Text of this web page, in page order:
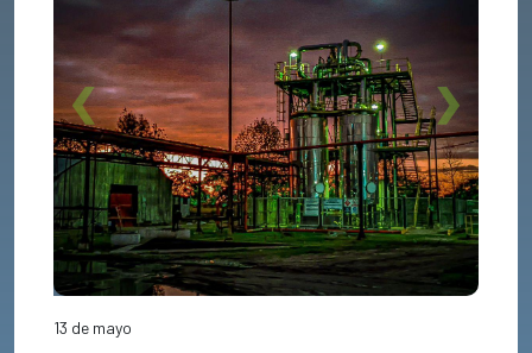
Previous Next
13 de mayo